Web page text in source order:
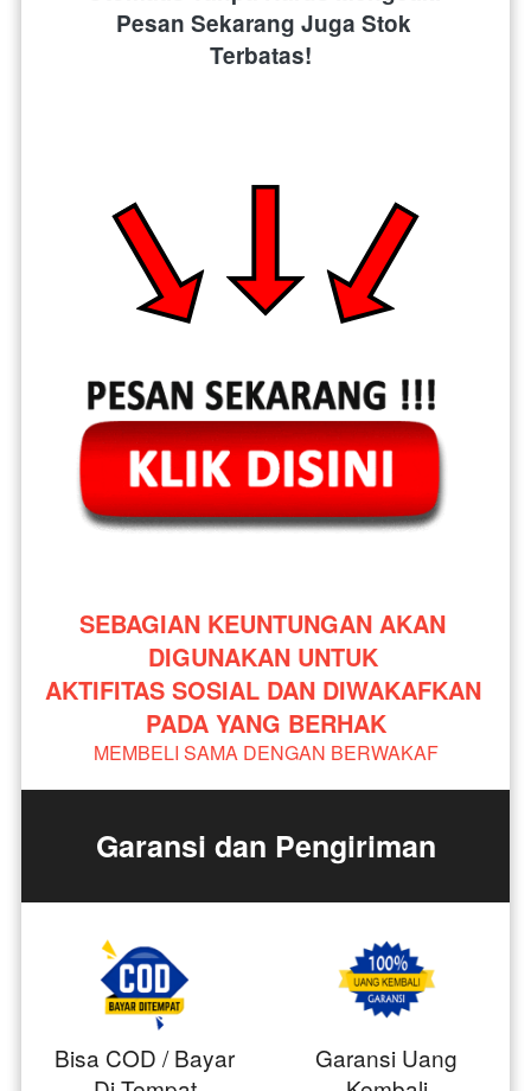
Pesan Sekarang Juga Stok
Terbatas!
SEBAGIAN KEUNTUNGAN AKAN
DIGUNAKAN UNTUK
AKTIFITAS SOSIAL DAN DIWAKAFKAN
PADA YANG BERHAK
MEMBELI SAMA DENGAN BERWAKAF
Garansi dan Pengiriman
Bisa COD / Bayar
Garansi Uang